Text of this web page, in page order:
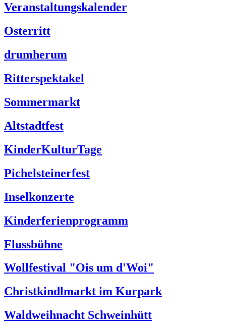
Veranstaltungskalender
Osterritt
drumherum
Ritterspektakel
Sommermarkt
Altstadtfest
KinderKulturTage
Pichelsteinerfest
Inselkonzerte
Kinderferienprogramm
Flussbühne
Wollfestival "Ois um d'Woi"
Christkindlmarkt im Kurpark
Waldweihnacht Schweinhütt